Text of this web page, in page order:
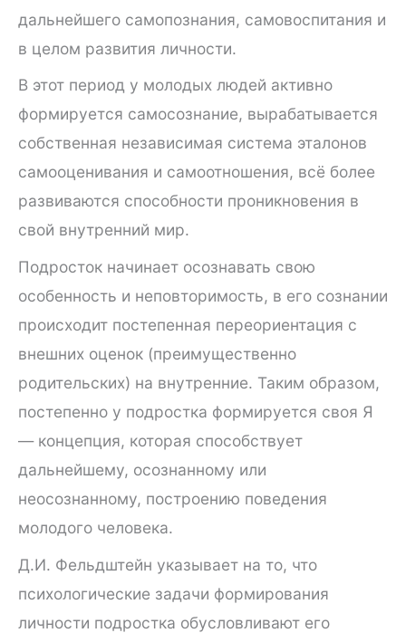
дальнейшего самопознания, самовоспитания и
в целом развития личности.
В этот период у молодых людей активно
формируется самосознание, вырабатывается
собственная независимая система эталонов
самооценивания и самоотношения, всё более
развиваются способности проникновения в
свой внутренний мир.
Подросток начинает осознавать свою
особенность и неповторимость, в его сознании
происходит постепенная переориентация с
внешних оценок (преимущественно
родительских) на внутренние. Таким образом,
постепенно у подростка формируется своя Я
— концепция, которая способствует
дальнейшему, осознанному или
неосознанному, построению поведения
молодого человека.
Д.И. Фельдштейн указывает на то, что
психологические задачи формирования
личности подростка обусловливают его